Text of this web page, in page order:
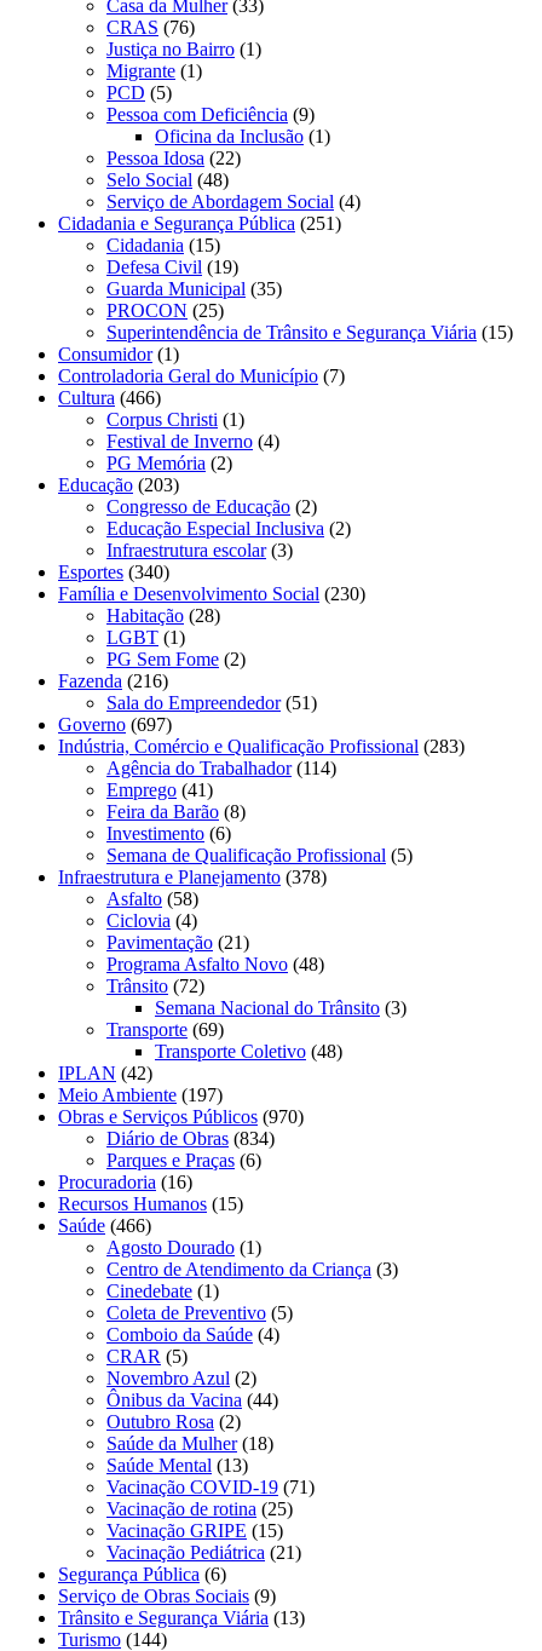
Casa da Mulher(33)
CRAS (76)
Justiça no Bairro (1)
Migrante (1)
PCD (5)
Pessoa com Deficiência (9)
Oficina da Inclusão (1)
Pessoa Idosa (22)
Selo Social (48)
Serviço de Abordagem Social (4)
Cidadania e Segurança Pública (251)
Cidadania (15)
Defesa Civil (19)
Guarda Municipal (35)
PROCON (25)
Superintendência de Trânsito e Segurança Viária (15)
Consumidor(1)
Controladoria Geral do Município (7)
Cultura (466)
Corpus Christi (1)
Festival de Inverno (4)
PG Memória (2)
Educação (203)
Congresso de Educação (2)
Educação Especial Inclusiva (2)
Infraestrutura escolar(3)
Esportes (340)
Família e Desenvolvimento Social (230)
Habitação (28)
LGBT (1)
PG Sem Fome (2)
Fazenda (216)
Sala do Empreendedor(51)
Governo (697)
Indústria, Comércio e Qualificação Profissional (283)
Agência do Trabalhador(114)
Emprego (41)
Feira da Barão (8)
Investimento (6)
Semana de Qualificação Profissional (5)
Infraestrutura e Planejamento (378)
Asfalto (58)
Ciclovia (4)
Pavimentação (21)
Programa Asfalto Novo (48)
Trânsito (72)
Semana Nacional do Trânsito (3)
Transporte (69)
Transporte Coletivo (48)
IPLAN (42)
Meio Ambiente (197)
Obras e Serviços Públicos (970)
Diário de Obras (834)
Parques e Praças (6)
Procuradoria (16)
Recursos Humanos (15)
Saúde (466)
Agosto Dourado (1)
Centro de Atendimento da Criança (3)
Cinedebate (1)
Coleta de Preventivo (5)
Comboio da Saúde (4)
CRAR (5)
Novembro Azul (2)
Ônibus da Vacina (44)
Outubro Rosa (2)
Saúde da Mulher(18)
Saúde Mental (13)
Vacinação COVID-19 (71)
Vacinação de rotina (25)
Vacinação GRIPE (15)
Vacinação Pediátrica (21)
Segurança Pública (6)
Serviço de Obras Sociais (9)
Trânsito e Segurança Viária (13)
Turismo (144)